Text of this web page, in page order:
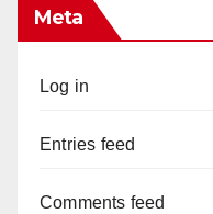
Meta
Log in
Entries feed
Comments feed